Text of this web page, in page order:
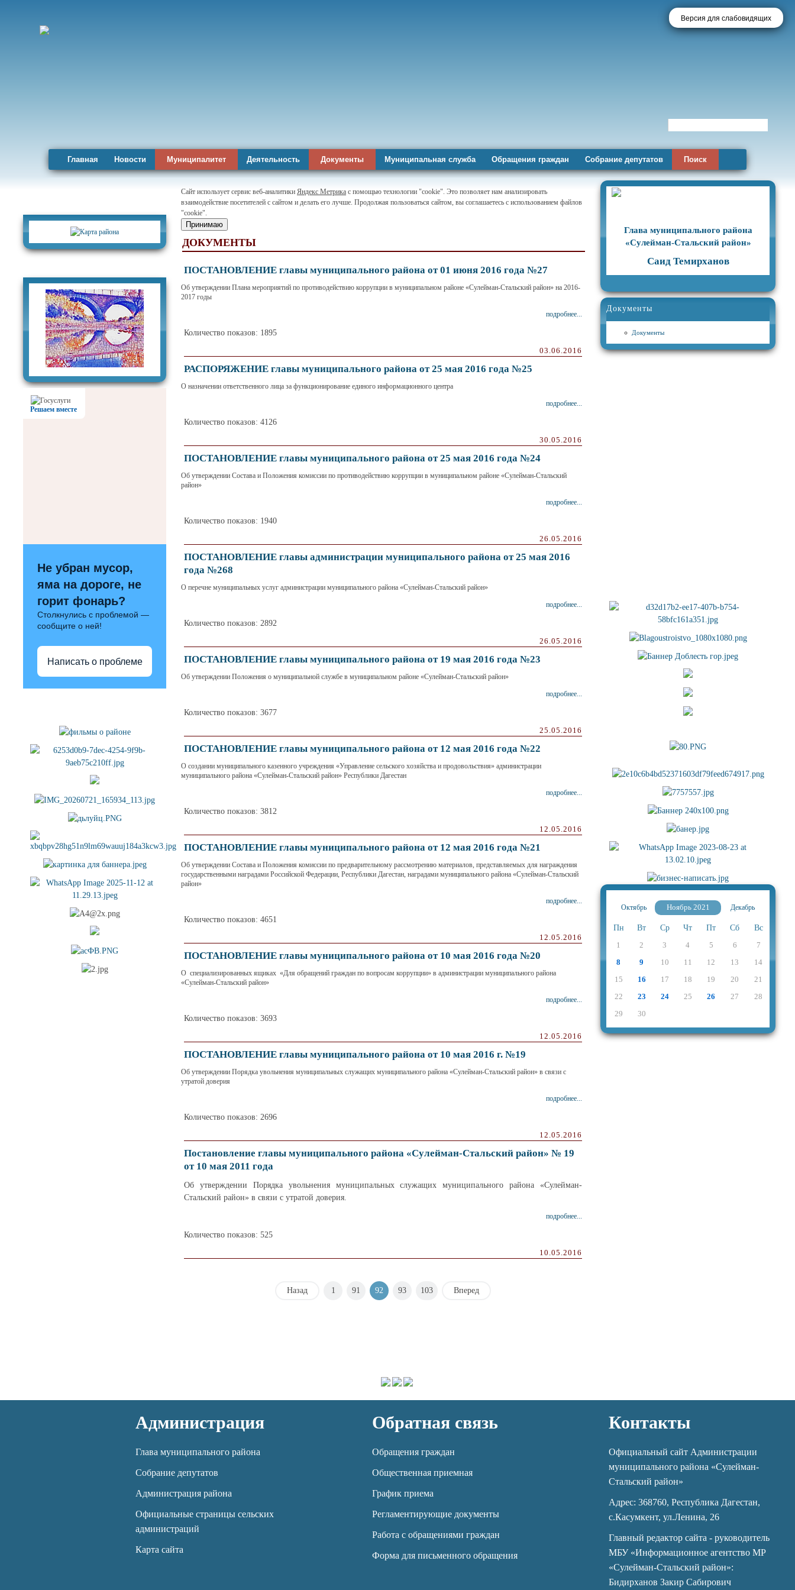
Версия для слабовидящих
Главная Новости Муниципалитет Деятельность Документы Муниципальная служба Обращения граждан Собрание депутатов Поиск
Решаем вместе
Не убран мусор,
яма на дороге, не
горит фонарь?
Столкнулись с проблемой —
сообщите о ней!
Написать о проблеме
Сайт использует сервис веб-аналитики Яндекс Метрика с помощью технологии "cookie". Это позволяет нам анализировать
взаимодействие посетителей с сайтом и делать его лучше. Продолжая пользоваться сайтом, вы соглашаетесь с использованием файлов
"cookie".
Принимаю
ДОКУМЕНТЫ
ПОСТАНОВЛЕНИЕ главы муниципального района от 01 июня 2016 года №27
Об утверждении Плана мероприятий по противодействию коррупции в муниципальном районе «Сулейман-Стальский район» на 2016-
2017 годы
подробнее...
Количество показов: 1895
03.06.2016
РАСПОРЯЖЕНИЕ главы муниципального района от 25 мая 2016 года №25
О назначении ответственного лица за функционирование единого информационного центра
подробнее...
Количество показов: 4126
30.05.2016
ПОСТАНОВЛЕНИЕ главы муниципального района от 25 мая 2016 года №24
Об утверждении Состава и Положения комиссии по противодействию коррупции в муниципальном районе «Сулейман-Стальский
район»
подробнее...
Количество показов: 1940
26.05.2016
ПОСТАНОВЛЕНИЕ главы администрации муниципального района от 25 мая 2016
года №268
О перечне муниципальных услуг администрации муниципального района «Сулейман-Стальский район»
подробнее...
Количество показов: 2892
26.05.2016
ПОСТАНОВЛЕНИЕ главы муниципального района от 19 мая 2016 года №23
Об утверждении Положения о муниципальной службе в муниципальном районе «Сулейман-Стальский район»
подробнее...
Количество показов: 3677
25.05.2016
ПОСТАНОВЛЕНИЕ главы муниципального района от 12 мая 2016 года №22
О создании муниципального казенного учреждения «Управление сельского хозяйства и продовольствия» администрации
муниципального района «Сулейман-Стальский район» Республики Дагестан
подробнее...
Количество показов: 3812
12.05.2016
ПОСТАНОВЛЕНИЕ главы муниципального района от 12 мая 2016 года №21
Об утверждении Состава и Положения комиссии по предварительному рассмотрению материалов, представляемых для награждения
государственными наградами Российской Федерации, Республики Дагестан, наградами муниципального района «Сулейман-Стальский
район»
подробнее...
Количество показов: 4651
12.05.2016
ПОСТАНОВЛЕНИЕ главы муниципального района от 10 мая 2016 года №20
О специализированных ящиках «Для обращений граждан по вопросам коррупции» в администрации муниципального района
«Сулейман-Стальский район»
подробнее...
Количество показов: 3693
12.05.2016
ПОСТАНОВЛЕНИЕ главы муниципального района от 10 мая 2016 г. №19
Об утверждении Порядка увольнения муниципальных служащих муниципального района «Сулейман-Стальский район» в связи с
утратой доверия
подробнее...
Количество показов: 2696
12.05.2016
Постановление главы муниципального района «Сулейман-Стальский район» № 19
от 10 мая 2011 года
Об утверждении Порядка увольнения муниципальных служащих муниципального района «Сулейман-
Стальcкий район» в связи с утратой доверия.
подробнее...
Количество показов: 525
10.05.2016
Назад 1 91 92 93 103 Вперед
Глава муниципального района
«Сулейман-Стальский район»
Саид Темирханов
Документы
Документы
Октябрь Ноябрь 2021 Декабрь
Пн Вт Ср Чт Пт Сб
Вс
1
2 3 4 5 6
7
8
9 10 11 12 13
14
15
16 17 18 19 20
21
22
23 24 25 26 27
28
29
30
Администрация
Глава муниципального района
Собрание депутатов
Администрация района
Официальные страницы сельских
администраций
Карта сайта
Обратная связь
Обращения граждан
Общественная приемная
График приема
Регламентирующие документы
Работа с обращениями граждан
Форма для письменного обращения
Контакты
Официальный сайт Администрации
муниципального района «Сулейман-
Стальский район»
Адрес: 368760, Республика Дагестан,
с.Касумкент, ул.Ленина, 26
Главный редактор сайта - руководитель
МБУ «Информационное агентство МР
«Сулейман-Стальский район»:
Бидирханов Закир Сабирович